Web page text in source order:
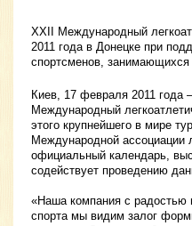
XXII Международный
2011 года в Донецке при
спортсменов,
Киев, 17 февраля 2011 года
Международный
этого крупнейшего в мире
Международной ассоциации
официальный календарь,
содействует проведению
«Наша компания с радостью
спорта мы видим залог